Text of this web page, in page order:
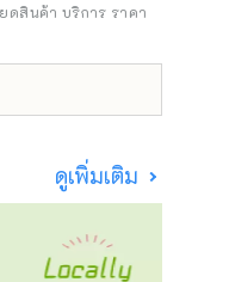
ดสินค้า บริการ ราคา
ดูเพิ่มเติม